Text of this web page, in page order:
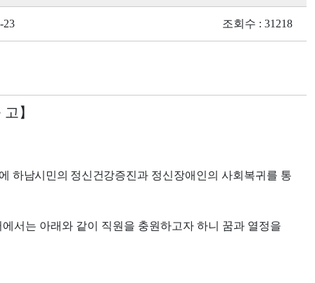
23 조회수 : 31218
고 】
하남시민의 정신건강증진과 정신장애인의 사회복귀를 통
서는 아래와 같이 직원을 충원하고자 하니 꿈과 열정을